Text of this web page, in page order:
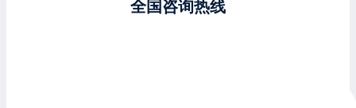
全国咨询热线